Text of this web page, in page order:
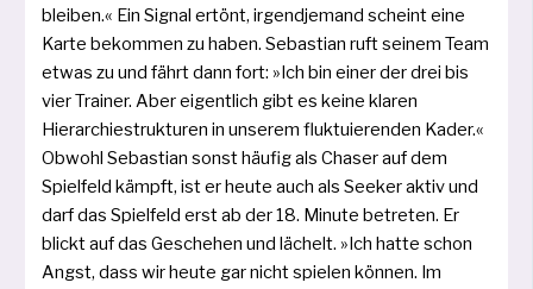
blei­ben.« Ein Signal ertönt, irgend­je­mand scheint eine
Karte bekom­men zu haben. Sebastian ruft sei­nem Team
etwas zu und fährt dann fort: »Ich bin einer der drei bis
vier Trainer. Aber eigent­lich gibt es kei­ne kla­ren
Hierarchiestrukturen in unse­rem fluk­tu­ie­ren­den Kader.«
Obwohl Sebastian sonst häu­fig als Chaser auf dem
Spielfeld kämpft, ist er heu­te auch als Seeker aktiv und
darf das Spielfeld erst ab der 18. Minute betre­ten. Er
blickt auf das Geschehen und lächelt. »Ich hat­te schon
Angst, dass wir heu­te gar nicht spie­len kön­nen. Im